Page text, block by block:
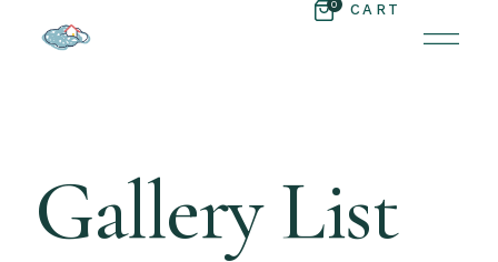
0 CART
Gallery List